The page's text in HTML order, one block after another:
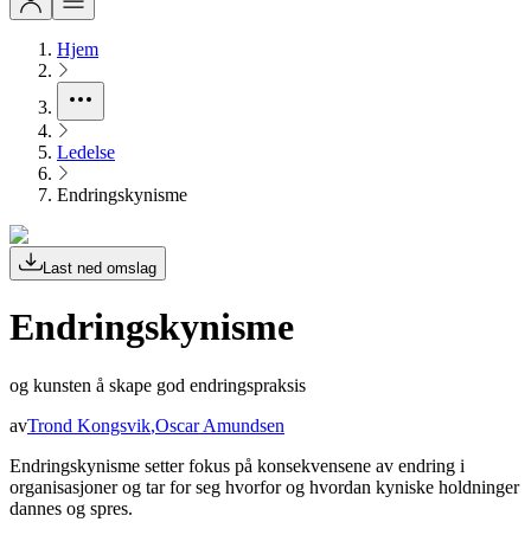
Hjem
Ledelse
Endringskynisme
Last ned omslag
Endringskynisme
og kunsten å skape god endringspraksis
avTrond Kongsvik,Oscar Amundsen
Endringskynisme setter fokus på konsekvensene av endring i
organisasjoner og tar for seg hvorfor og hvordan kyniske holdninger
dannes og spres.